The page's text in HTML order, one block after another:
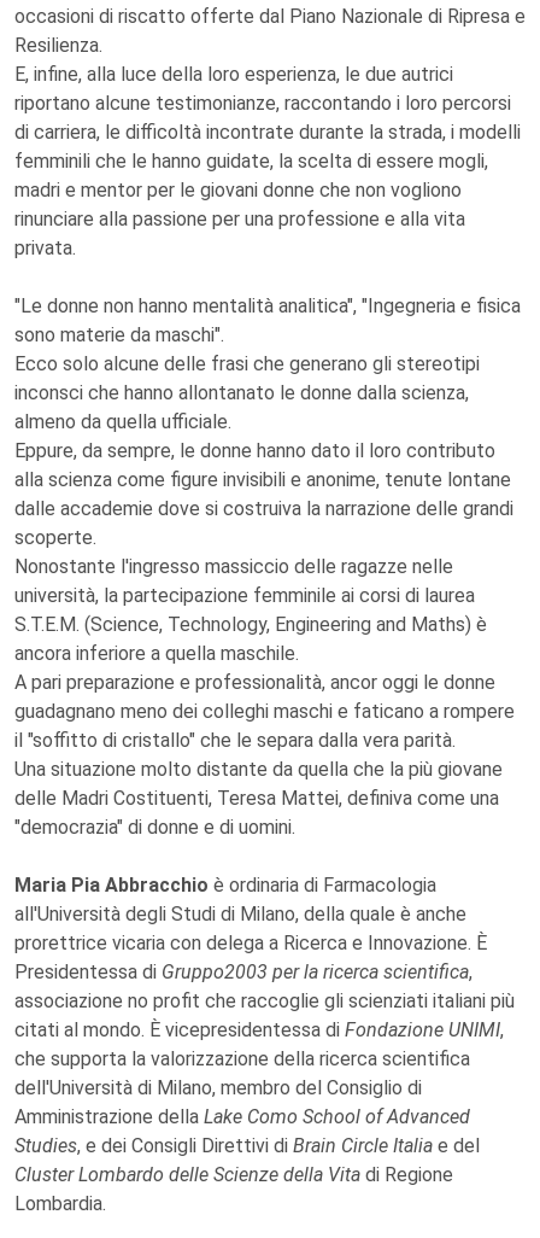
occasioni di riscatto offerte dal Piano Nazionale di Ripresa e
Resilienza.
E, infine, alla luce della loro esperienza, le due autrici
riportano alcune testimonianze, raccontando i loro percorsi
di carriera, le difficoltà incontrate durante la strada, i modelli
femminili che le hanno guidate, la scelta di essere mogli,
madri e mentor per le giovani donne che non vogliono
rinunciare alla passione per una professione e alla vita
privata.
"Le donne non hanno mentalità analitica", "Ingegneria e fisica
sono materie da maschi".
Ecco solo alcune delle frasi che generano gli stereotipi
inconsci che hanno allontanato le donne dalla scienza,
almeno da quella ufficiale.
Eppure, da sempre, le donne hanno dato il loro contributo
alla scienza come figure invisibili e anonime, tenute lontane
dalle accademie dove si costruiva la narrazione delle grandi
scoperte.
Nonostante l'ingresso massiccio delle ragazze nelle
università, la partecipazione femminile ai corsi di laurea
S.T.E.M. (Science, Technology, Engineering and Maths) è
ancora inferiore a quella maschile.
A pari preparazione e professionalità, ancor oggi le donne
guadagnano meno dei colleghi maschi e faticano a rompere
il "soffitto di cristallo" che le separa dalla vera parità.
Una situazione molto distante da quella che la più giovane
delle Madri Costituenti, Teresa Mattei, definiva come una
"democrazia" di donne e di uomini.
Maria Pia Abbracchio è ordinaria di Farmacologia
all'Università degli Studi di Milano, della quale è anche
prorettrice vicaria con delega a Ricerca e Innovazione. È
Presidentessa di Gruppo2003 per la ricerca scientifica,
associazione no profit che raccoglie gli scienziati italiani più
citati al mondo. È vicepresidentessa di Fondazione UNIMI,
che supporta la valorizzazione della ricerca scientifica
dell'Università di Milano, membro del Consiglio di
Amministrazione della Lake Como School of Advanced
Studies, e dei Consigli Direttivi di Brain Circle Italia e del
Cluster Lombardo delle Scienze della Vita di Regione
Lombardia.